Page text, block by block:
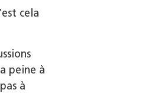
cela
peine à
à